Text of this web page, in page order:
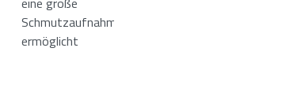
Prozessindustrie